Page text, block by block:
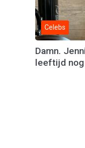
Celebs
Damn.
leeftijd